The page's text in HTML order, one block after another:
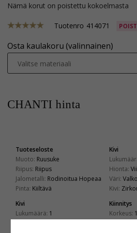
Nämä korut on poistettu kokoelmasta
Tuotenro 414071
Osta kaulakoru (valinnainen)
Valitse materiaali
CHANTI hinta
Tuoteseloste
Muoto: Ruusuke
Riipus: Riipus
Jalometalli: Rodinoitua Hopeaa
Pinta: Kiiltävä
Kivi
Hionta:
Väri:
Kivi:
Kivi
Lukumäärä: 1
Kiinnitys
Korkeus: